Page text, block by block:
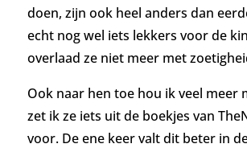
doen, zijn ook heel anders dan
echt nog wel iets lekkers voor de
overlaad ze niet meer met
Ook naar hen toe hou ik veel meer
zet ik ze iets uit de boekjes van
voor. De ene keer valt dit beter in